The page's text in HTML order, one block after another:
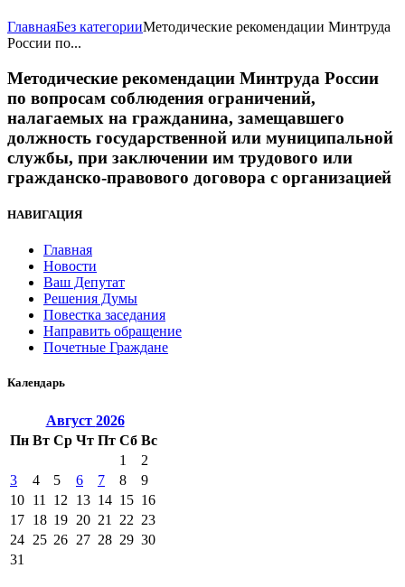
ГлавнаяБез категорииМетодические рекомендации Минтруда
России по...
Методические рекомендации Минтруда России
по вопросам соблюдения ограничений,
налагаемых на гражданина, замещавшего
должность государственной или муниципальной
службы, при заключении им трудового или
гражданско-правового договора с организацией
НАВИГАЦИЯ
Главная
Новости
Ваш Депутат
Решения Думы
Повестка заседания
Направить обращение
Почетные Граждане
Календарь
Август 2026
Пн Вт Ср Чт Пт Сб Вс
1
2
3
4 5 6 7 8
9
10 11 12 13 14 15 16
17 18 19 20 21 22 23
24 25 26 27 28 29 30
31